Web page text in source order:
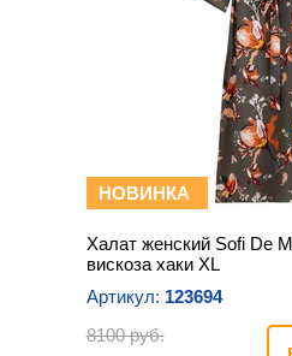
НОВИНКА
Халат женский Sofi De
вискоза хаки XL
Артикул: 123694
8100 руб.